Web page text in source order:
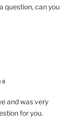
question, can you
and was very
for you.